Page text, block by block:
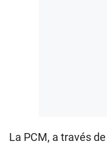
La PCM, a través